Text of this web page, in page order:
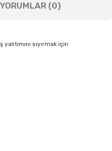
YORUMLAR (0)
sıyırmak için